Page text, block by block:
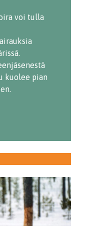
voi tulla
kuolee pian